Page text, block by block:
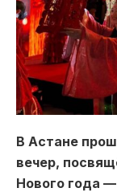
В Астане
вечер,
Нового года